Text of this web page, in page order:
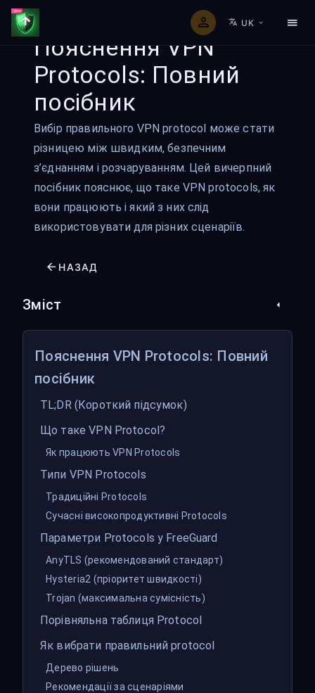
UK
Пояснення VPN
Protocols: Повний
посібник
Вибір правильного VPN protocol може стати
різницею між швидким, безпечним
з’єднанням і розчаруванням. Цей вичерпний
посібник пояснює, що таке VPN protocols, як
вони працюють і який з них слід
використовувати для різних сценаріїв.
НАЗАД
Зміст
Пояснення VPN Protocols: Повний
посібник
TL;DR (Короткий підсумок)
Що таке VPN Protocol?
Як працюють VPN Protocols
Типи VPN Protocols
Традиційні Protocols
Сучасні високопродуктивні Protocols
Параметри Protocols у FreeGuard
AnyTLS (рекомендований стандарт)
Hysteria2 (пріоритет швидкості)
Trojan (максимальна сумісність)
Порівняльна таблиця Protocol
Як вибрати правильний protocol
Дерево рішень
Рекомендації за сценаріями